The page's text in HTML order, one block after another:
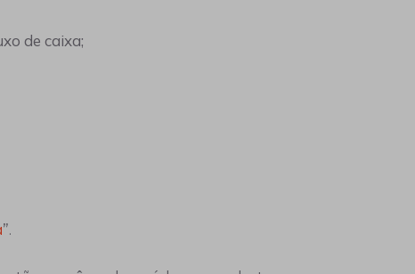
de caixa;
”.